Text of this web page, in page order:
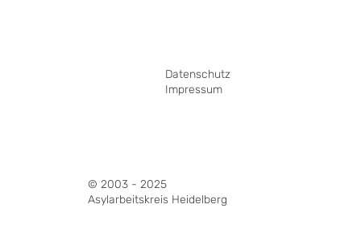
© 2003 - 2025
Asylarbeitskreis Heidelberg
Datenschutz
Impressum